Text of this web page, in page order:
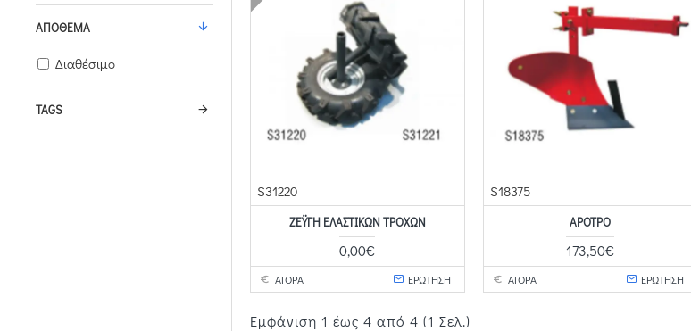
TAGS
ΑΠΌΘΕΜΑ
Διαθέσιμο
S31220
ZΈΥΓΗ ΕΛΑΣΤΙΚΏΝ ΤΡΟΧΏΝ
0,00€
ΑΓΟΡΑ ΕΡΩΤΗΣΗ
S18375
ΆΡΟΤΡΟ
173,50€
ΑΓΟΡΑ ΕΡΩΤΗΣΗ
Εμφάνιση 1 έως 4 από 4 (1 Σελ.)